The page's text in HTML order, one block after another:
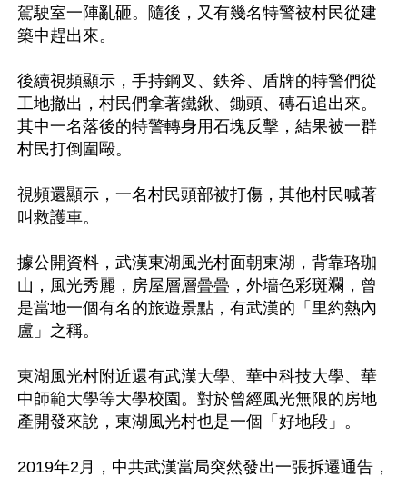
駕駛室一陣亂砸。隨後，又有幾名特警被村民從建
築中趕出來。
後續視頻顯示，手持鋼叉、鉄斧、盾牌的特警們從
工地撤出，村民們拿著鐵鍬、鋤頭、磚石追出來。
其中一名落後的特警轉身用石塊反擊，結果被一群
村民打倒圍毆。
視頻還顯示，一名村民頭部被打傷，其他村民喊著
叫救護車。
據公開資料，武漢東湖風光村面朝東湖，背靠珞珈
山，風光秀麗，房屋層層曡曡，外墻色彩斑斕，曾
是當地一個有名的旅遊景點，有武漢的「里約熱內
盧」之稱。
東湖風光村附近還有武漢大學、華中科技大學、華
中師範大學等大學校園。對於曾經風光無限的房地
產開發來說，東湖風光村也是一個「好地段」。
2019年2月，中共武漢當局突然發出一張拆遷通告，